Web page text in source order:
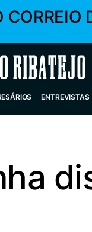
CORREIO
ENTREVISTAS